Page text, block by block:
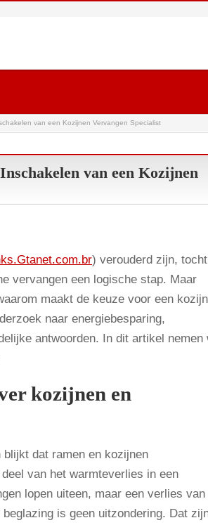
van een Kozijnen Vervangen Specialist
van een Kozijnen
) verouderd zijn,
vervangen een logische stap. Maar
maakt de keuze voor een
naar energiebesparing,
antwoorden. In dit artikel nemen
kozijnen en
dat ramen en kozijnen
van het warmteverlies in een
lopen uiteen, maar een verlies van
is geen uitzondering. Dat